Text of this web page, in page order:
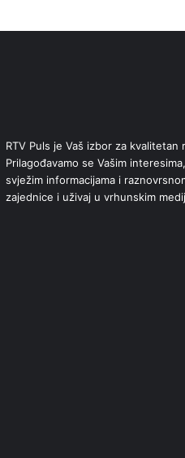
RTV Puls je Vaš izbor za
Prilagođavamo se Vašim
svježim informacijama i
zajednice i uživaj u vrhunskim